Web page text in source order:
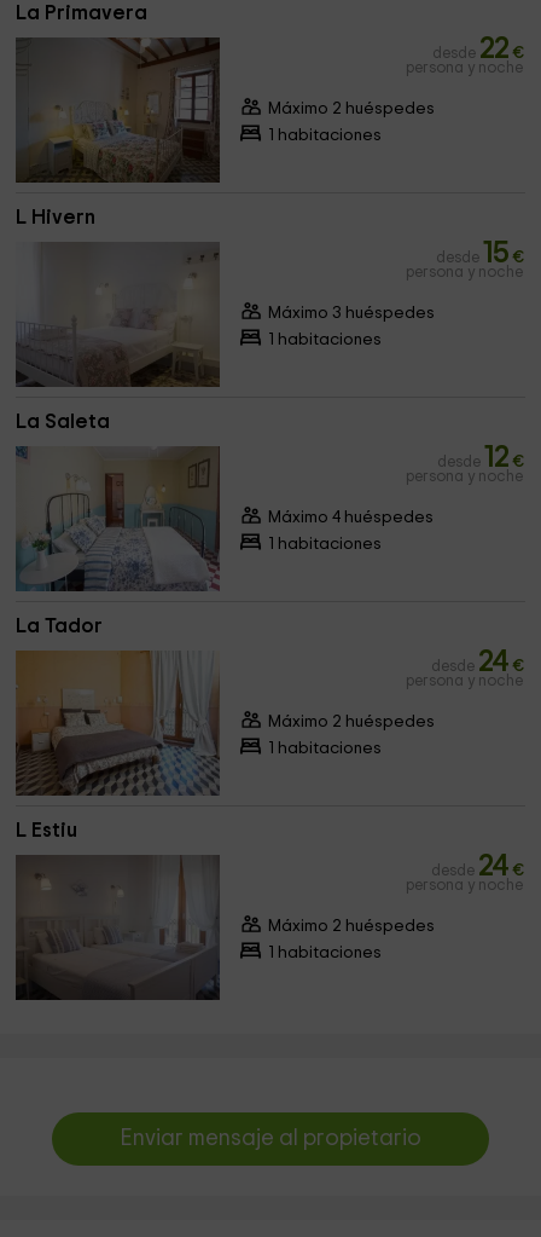
La Primavera
desde 22 €
persona y noche
Máximo 2 huéspedes
1 habitaciones
L Hivern
desde 15 €
persona y noche
Máximo 3 huéspedes
1 habitaciones
La Saleta
desde 12 €
persona y noche
Máximo 4 huéspedes
1 habitaciones
La Tador
desde 24 €
persona y noche
Máximo 2 huéspedes
1 habitaciones
L Estiu
desde 24 €
persona y noche
Máximo 2 huéspedes
1 habitaciones
Enviar mensaje al propietario